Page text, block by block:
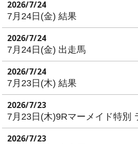
2026/7/24
7月24日(金) 結果
2026/7/24
7月24日(金) 出走馬
2026/7/24
7月23日(木) 結果
2026/7/23
7月23日(木)9Rマーメイド特別
2026/7/23